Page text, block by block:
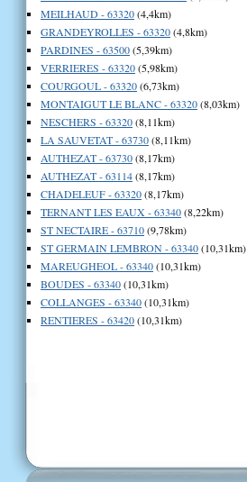
MEILHAUD - 63320(4,4km)
GRANDEYROLLES - 63320(4,8km)
PARDINES - 63500(5,39km)
VERRIERES - 63320(5,98km)
COURGOUL - 63320(6,73km)
MONTAIGUT LE BLANC - 63320(8,03km)
NESCHERS - 63320(8,11km)
LA SAUVETAT - 63730(8,11km)
AUTHEZAT - 63730(8,17km)
AUTHEZAT - 63114(8,17km)
CHADELEUF - 63320(8,17km)
TERNANT LES EAUX - 63340(8,22km)
ST NECTAIRE - 63710(9,78km)
ST GERMAIN LEMBRON - 63340(10,31km)
MAREUGHEOL - 63340(10,31km)
BOUDES - 63340(10,31km)
COLLANGES - 63340(10,31km)
RENTIERES - 63420(10,31km)